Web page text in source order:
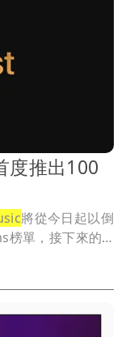
度推出100
將從今日起以倒
榜單，接下來的
。這份榜單是編
網站、全新獨家
集，還有更多精彩